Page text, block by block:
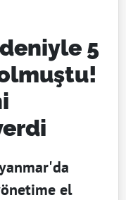
5
el